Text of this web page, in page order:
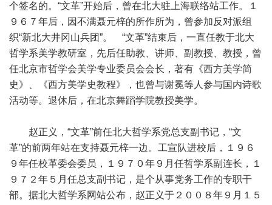
个签名的。“文革”开始后，曾在北大驻上海联络站工作。１
９６７年后，因不满聂元梓的所作所为，曾参加反对派组
织“新北大井冈山兵团”。 “文革”结束后，一直任教于北大
哲学系美学教研室，先后任助教、讲师、副教授、教授，曾
任北京市哲学会美学专业委员会会长，著有《西方美学简
史》、《西方美学史教程》，也曾与谢冕等人参与国内诗歌
活动等。退休后，在北京舞蹈学院教授美学。
赵正义，“文革”前任北大哲学系党总支副书记，“文
革”的前两年站在支持聂元梓一边。工宣队进校后，１９６
９年任校革委会委员，１９７０年９月任哲学系副连长，１
９７２年５月任总支副书记，是个从事党务工作的专职干
部。据北大哲学系网站公布，赵正义于２００８年９月１５